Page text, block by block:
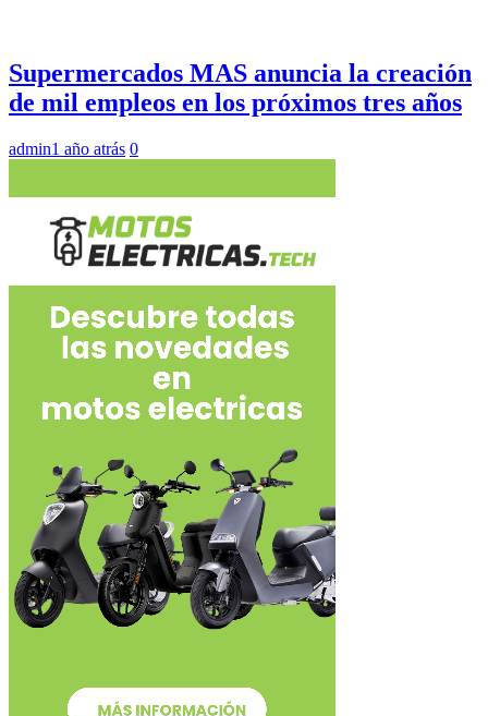
Supermercados MAS anuncia la creación
de mil empleos en los próximos tres años
admin1 año atrás 0